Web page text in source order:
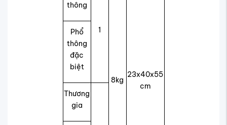
thông
1
8kg
23x40x55
cm
Phổ
thông
đặc
biệt
Thương
gia